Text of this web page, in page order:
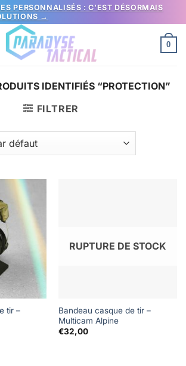
PERSONNALISÉS : C’EST DÉSORMAIS
→
0
IDENTIFIÉS “PROTECTION”
FILTRER
tir –
RUPTURE DE STOCK
Bandeau casque de tir –
Multicam Alpine
€32,00